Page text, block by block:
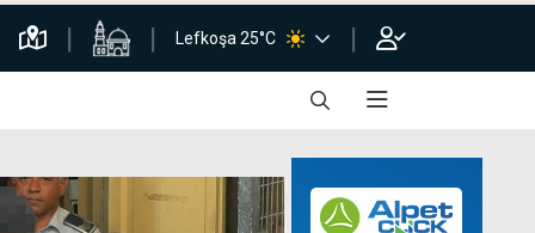
Lefkoşa 25°C